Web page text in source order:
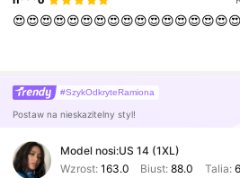
#SzykOdkryteRamiona
Postaw na nieskazitelny styl!
Model nosi:US 14 (1XL)
Wzrost: 163.0 Biust:88.0 Talia: